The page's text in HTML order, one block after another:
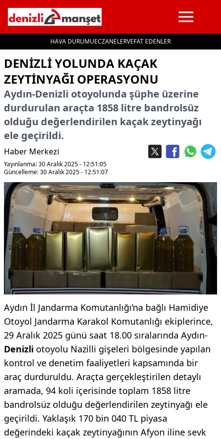
HAVA DURUMUECZANELERVEFAT EDENLER
İçeriğe geç
DENIZLI YOLUNDA KAÇAK
ZEYTINYAĞI OPERASYONU
Aydın-Denizli otoyolunda şüphe üzerine
durdurulan araçta 1858 litre bandrolsüz
olduğu değerlendirilen kaçak zeytinyağı
ele geçirildi.
Haber Merkezi
Yayınlanma: 30 Aralık 2025 - 12:51:05
Güncelleme: 30 Aralık 2025 - 12:51:07
Aydın İl Jandarma Komutanlığı’na bağlı Hamidiye
Otoyol Jandarma Karakol Komutanlığı ekiplerince,
29 Aralık 2025 günü saat 18.00 sıralarında Aydın-
Denizli otoyolu Nazilli gişeleri bölgesinde yapılan
kontrol ve denetim faaliyetleri kapsamında bir
araç durduruldu. Araçta gerçekleştirilen detaylı
aramada, 94 koli içerisinde toplam 1858 litre
bandrolsüz olduğu değerlendirilen zeytinyağı ele
geçirildi. Yaklaşık 170 bin 040 TL piyasa
değerindeki kaçak zeytinyağının Afyon iline sevk